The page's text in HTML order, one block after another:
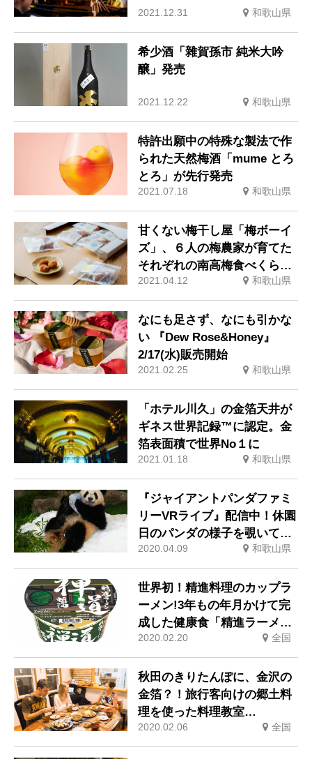
2021.12.31 和歌山県
希少酒「雜賀孫市 純米大吟
醸」発売
2021.12.22 和歌山県
特許出願中の特殊な製法で作
られた天然梅酒「mume とろ
とろ」が先行発売
2021.07.18 和歌山県
甘くない梅干し屋「梅ボーイ
ズ」、６人の梅農家が育てた
それぞれの南高梅食べくらべ
セットが登場
2021.04.12 和歌山県
なにも足さず、なにも引かな
い 『Dew Rose&Honey』
2/17(水)販売開始
2021.02.25 和歌山県
「ホテル川久」の金箔天井が
ギネス世界記録™に認定。金
箔表面積で世界No１に
2021.01.18 和歌山県
『ジャイアントパンダファミ
リーVRライブ』配信中！休園
日のパンダの様子を覗いてみ
よう！２０２０年３月１８日
(水)よりスタート
2020.04.09 和歌山県
世界初！精進料理のカップラ
ーメン!3年もの年月かけて完
成した健康食「精進ラーメン
禅道(醤油)」
2020.02.20 全国
秋田のきりたんぽに、金沢の
金箔？！旅行客向けの郷土料
理を使った料理教室
「airKitchen」
2020.02.06 全国